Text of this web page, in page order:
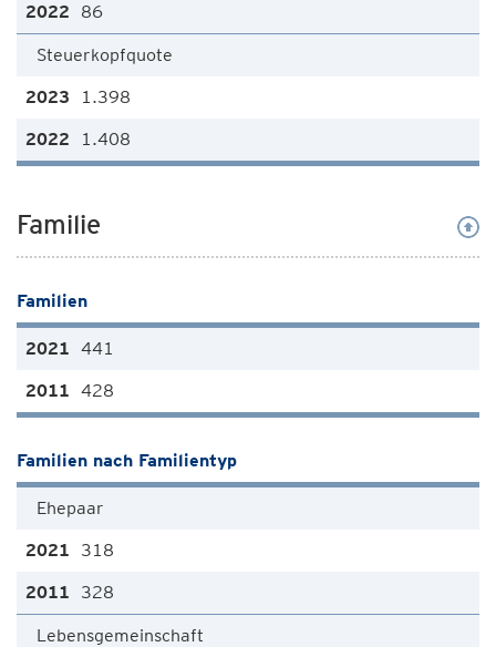
86
Steuerkopfquote
1.398
1.408
Familie
Familien
441
428
Familien nach Familientyp
Ehepaar
318
328
Lebensgemeinschaft